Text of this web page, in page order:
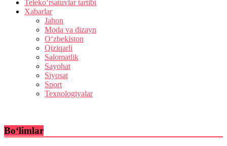
Teleko‘rsatuvlar tartibi
Xabarlar
Jahon
Moda va dizayn
O‘zbekiston
Qiziqarli
Salomatlik
Sayohat
Siyosat
Sport
Texnologiyalar
Bo‘limlar